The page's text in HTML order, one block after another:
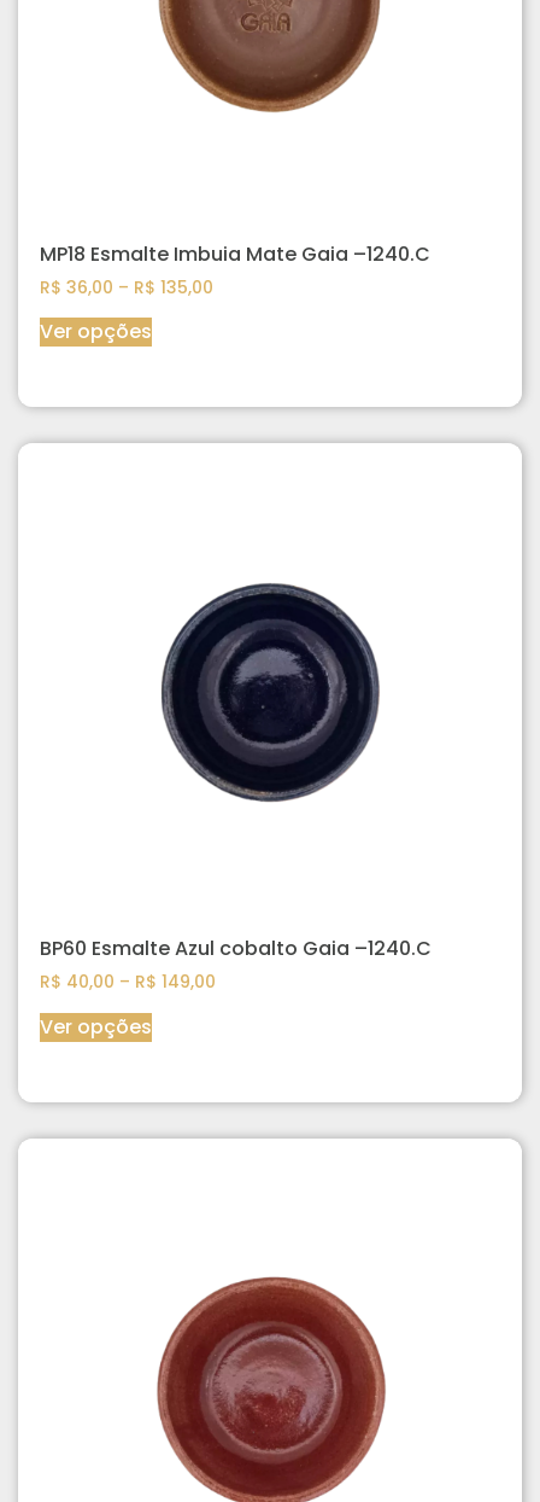
MP18 Esmalte Imbuia Mate Gaia –1240.C
R$ 36,00 – R$ 135,00
Ver opções
BP60 Esmalte Azul cobalto Gaia –1240.C
R$ 40,00 – R$ 149,00
Ver opções